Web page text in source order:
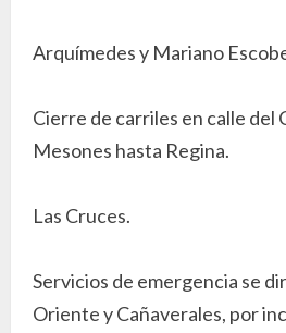
Arquímedes y Mariano
Cierre de carriles en calle del
Mesones hasta Regina.
Las Cruces.
Servicios de emergencia se
Oriente y Cañaverales, por